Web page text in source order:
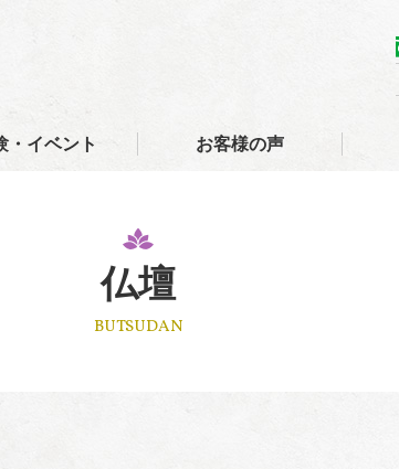
・イベント お客様の声
仏壇
BUTSUDAN